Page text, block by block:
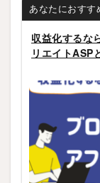
あなたにおすす
収益化するな
リエイトASP